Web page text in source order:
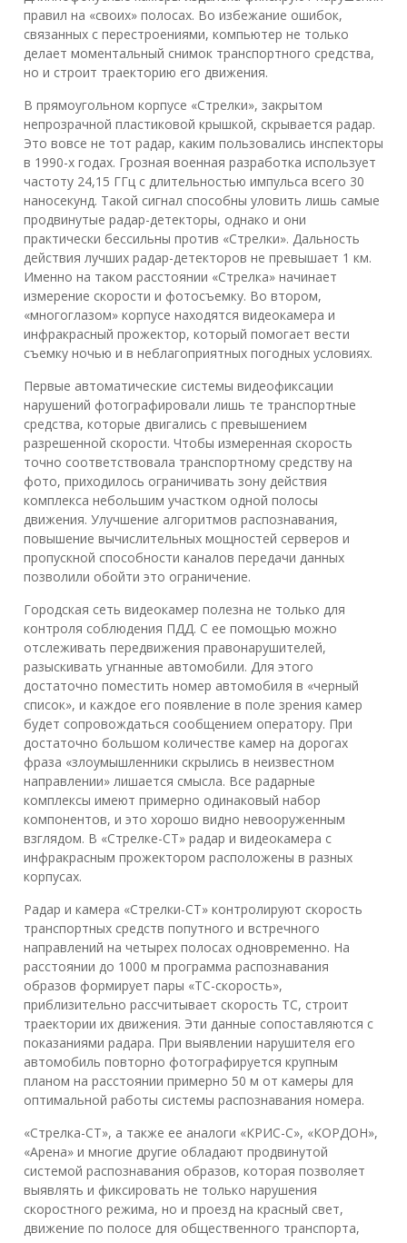
правил на «своих» полосах. Во избежание ошибок,
связанных с перестроениями, компьютер не только
делает моментальный снимок транспортного средства,
но и строит траекторию его движения.
В прямоугольном корпусе «Стрелки», закрытом
непрозрачной пластиковой крышкой, скрывается радар.
Это вовсе не тот радар, каким пользовались инспекторы
в 1990-х годах. Грозная военная разработка использует
частоту 24,15 ГГц с длительностью импульса всего 30
наносекунд. Такой сигнал способны уловить лишь самые
продвинутые радар-детекторы, однако и они
практически бессильны против «Стрелки». Дальность
действия лучших радар-детекторов не превышает 1 км.
Именно на таком расстоянии «Стрелка» начинает
измерение скорости и фотосъемку. Во втором,
«многоглазом» корпусе находятся видеокамера и
инфракрасный прожектор, который помогает вести
съемку ночью и в неблагоприятных погодных условиях.
Первые автоматические системы видеофиксации
нарушений фотографировали лишь те транспортные
средства, которые двигались с превышением
разрешенной скорости. Чтобы измеренная скорость
точно соответствовала транспортному средству на
фото, приходилось ограничивать зону действия
комплекса небольшим участком одной полосы
движения. Улучшение алгоритмов распознавания,
повышение вычислительных мощностей серверов и
пропускной способности каналов передачи данных
позволили обойти это ограничение.
Городская сеть видеокамер полезна не только для
контроля соблюдения ПДД. С ее помощью можно
отслеживать передвижения правонарушителей,
разыскивать угнанные автомобили. Для этого
достаточно поместить номер автомобиля в «черный
список», и каждое его появление в поле зрения камер
будет сопровождаться сообщением оператору. При
достаточно большом количестве камер на дорогах
фраза «злоумышленники скрылись в неизвестном
направлении» лишается смысла. Все радарные
комплексы имеют примерно одинаковый набор
компонентов, и это хорошо видно невооруженным
взглядом. В «Стрелке-СТ» радар и видеокамера с
инфракрасным прожектором расположены в разных
корпусах.
Радар и камера «Стрелки-СТ» контролируют скорость
транспортных средств попутного и встречного
направлений на четырех полосах одновременно. На
расстоянии до 1000 м программа распознавания
образов формирует пары «ТС-скорость»,
приблизительно рассчитывает скорость ТС, строит
траектории их движения. Эти данные сопоставляются с
показаниями радара. При выявлении нарушителя его
автомобиль повторно фотографируется крупным
планом на расстоянии примерно 50 м от камеры для
оптимальной работы системы распознавания номера.
«Стрелка-СТ», а также ее аналоги «КРИС-С», «КОРДОН»,
«Арена» и многие другие обладают продвинутой
системой распознавания образов, которая позволяет
выявлять и фиксировать не только нарушения
скоростного режима, но и проезд на красный свет,
движение по полосе для общественного транспорта,